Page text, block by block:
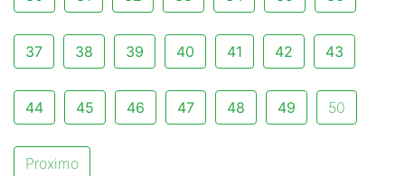
37 38 39 40 41 42 43
44 45 46 47 48 49 50
Proximo